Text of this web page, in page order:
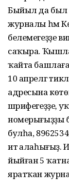
Быйыл да был
журналы һәм
белемегеҙҙе
саҡыра.
ҡайта
10 апрелгә
адресына
шәрифегеҙҙе,
номерығыҙҙы
булһа,
итә алаһығыҙ.
йыйған 5
яратҡан